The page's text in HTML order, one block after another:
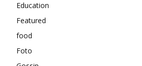
Education
Featured
food
Foto